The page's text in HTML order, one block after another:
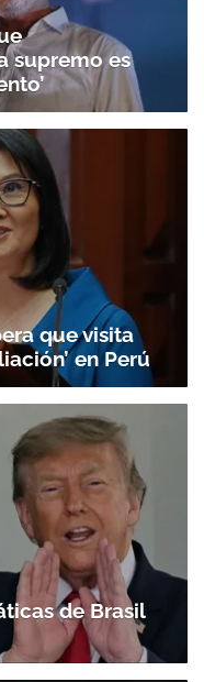
supremo es
que visita
en Perú
de Brasil